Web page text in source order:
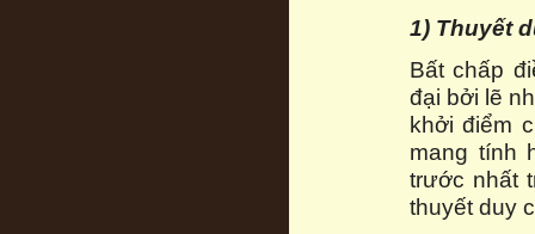
1) Thuyết
Bất chấp
đại bởi lẽ
khởi điểm
mang tính
trước nhất
thuyết duy